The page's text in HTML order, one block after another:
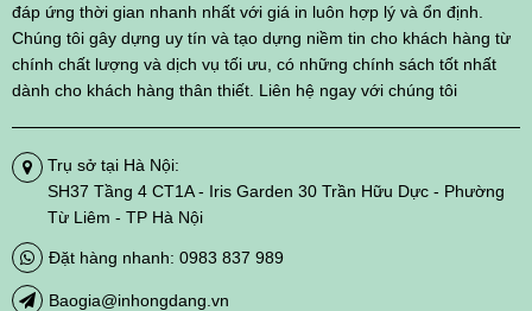
đáp ứng thời gian nhanh nhất với giá in luôn hợp lý và ổn định.
Chúng tôi gây dựng uy tín và tạo dựng niềm tin cho khách hàng từ
chính chất lượng và dịch vụ tối ưu, có những chính sách tốt nhất
dành cho khách hàng thân thiết. Liên hệ ngay với chúng tôi
Trụ sở tại Hà Nội:
SH37 Tầng 4 CT1A - Iris Garden 30 Trần Hữu Dực - Phường
Từ Liêm - TP Hà Nội
Đặt hàng nhanh: 0983 837 989
Baogia@inhongdang.vn